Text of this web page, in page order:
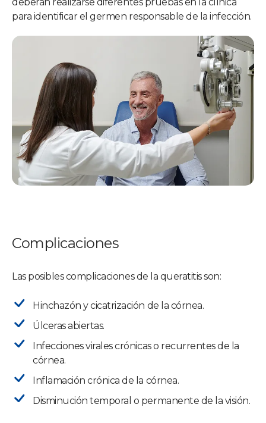
para identificar el germen responsable de la infección.
Complicaciones
Las posibles complicaciones de la queratitis son:
Hinchazón y cicatrización de la córnea.
Úlceras abiertas.
Infecciones virales crónicas o recurrentes de la
córnea.
Inflamación crónica de la córnea.
Disminución temporal o permanente de la visión.